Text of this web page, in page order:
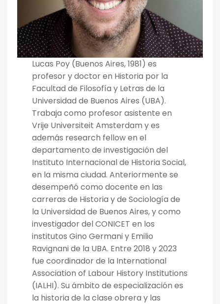
Lucas Poy (Buenos Aires, 1981) es
profesor y doctor en Historia por la
Facultad de Filosofía y Letras de la
Universidad de Buenos Aires (UBA).
Trabaja como profesor asistente en
Vrije Universiteit Amsterdam y es
además research fellow en el
departamento de investigación del
Instituto Internacional de Historia Social,
en la misma ciudad. Anteriormente se
desempeñó como docente en las
carreras de Historia y de Sociología de
la Universidad de Buenos Aires, y como
investigador del CONICET en los
institutos Gino Germani y Emilio
Ravignani de la UBA. Entre 2018 y 2023
fue coordinador de la International
Association of Labour History Institutions
(IALHI). Su ámbito de especialización es
la historia de la clase obrera y las